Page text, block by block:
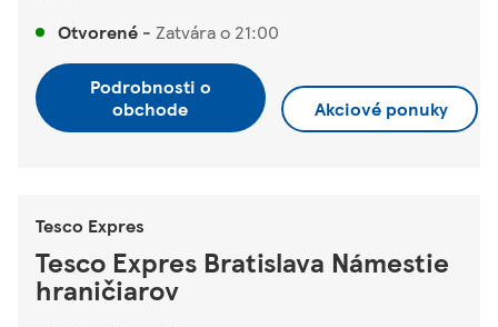
Otvorené - Zatvára o 21:00
Podrobnosti o
obchode
Akciové ponuky
Tesco Expres
Tesco Expres Bratislava Námestie
hraničiarov